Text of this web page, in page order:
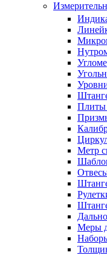
Плиты
Метр
Меры